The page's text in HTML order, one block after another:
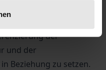
der
und der
Beziehung zu setzen.